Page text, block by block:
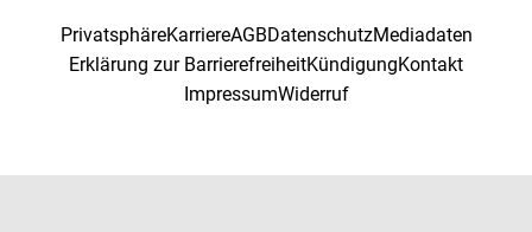
PrivatsphäreKarriereAGBDatenschutzMediadaten
Erklärung zur BarrierefreiheitKündigungKontakt
ImpressumWiderruf